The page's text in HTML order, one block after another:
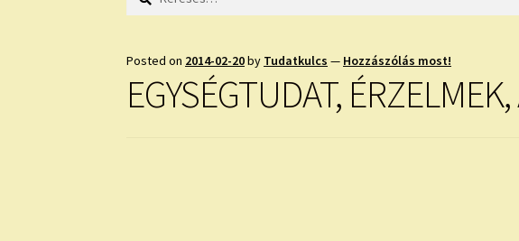
Posted on 2014-02-20by Tudatkulcs — Hozzászólás most!
EGYSÉGTUDAT,